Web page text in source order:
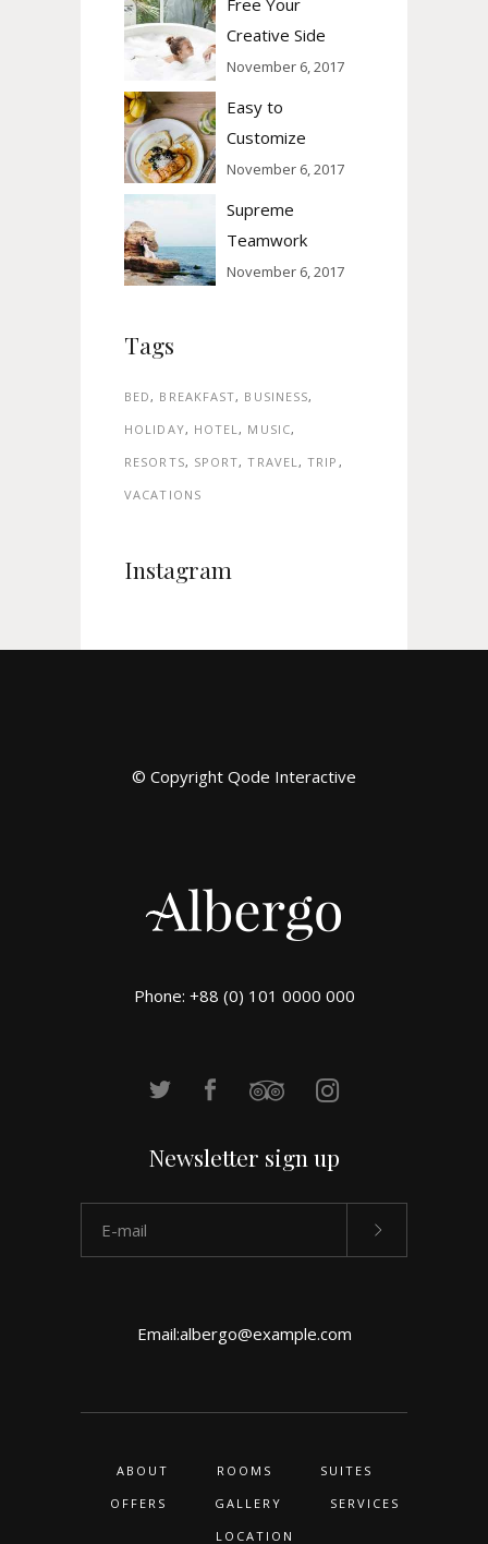
Creative Side
November 6, 2017
Easy to
Customize
November 6, 2017
Supreme
Teamwork
November 6, 2017
Tags
BED BREAKFAST
BUSINESS
HOLIDAY
HOTEL
MUSIC
RESORTS
SPORT TRAVEL
TRIP
VACATIONS
Instagram
© Copyright Qode Interactive
Phone: +88 (0) 101 0000 000
Newsletter sign up
Email:albergo@example.com
ABOUT ROOMS
SUITES
OFFERS
GALLERY
SERVICES
LOCATION